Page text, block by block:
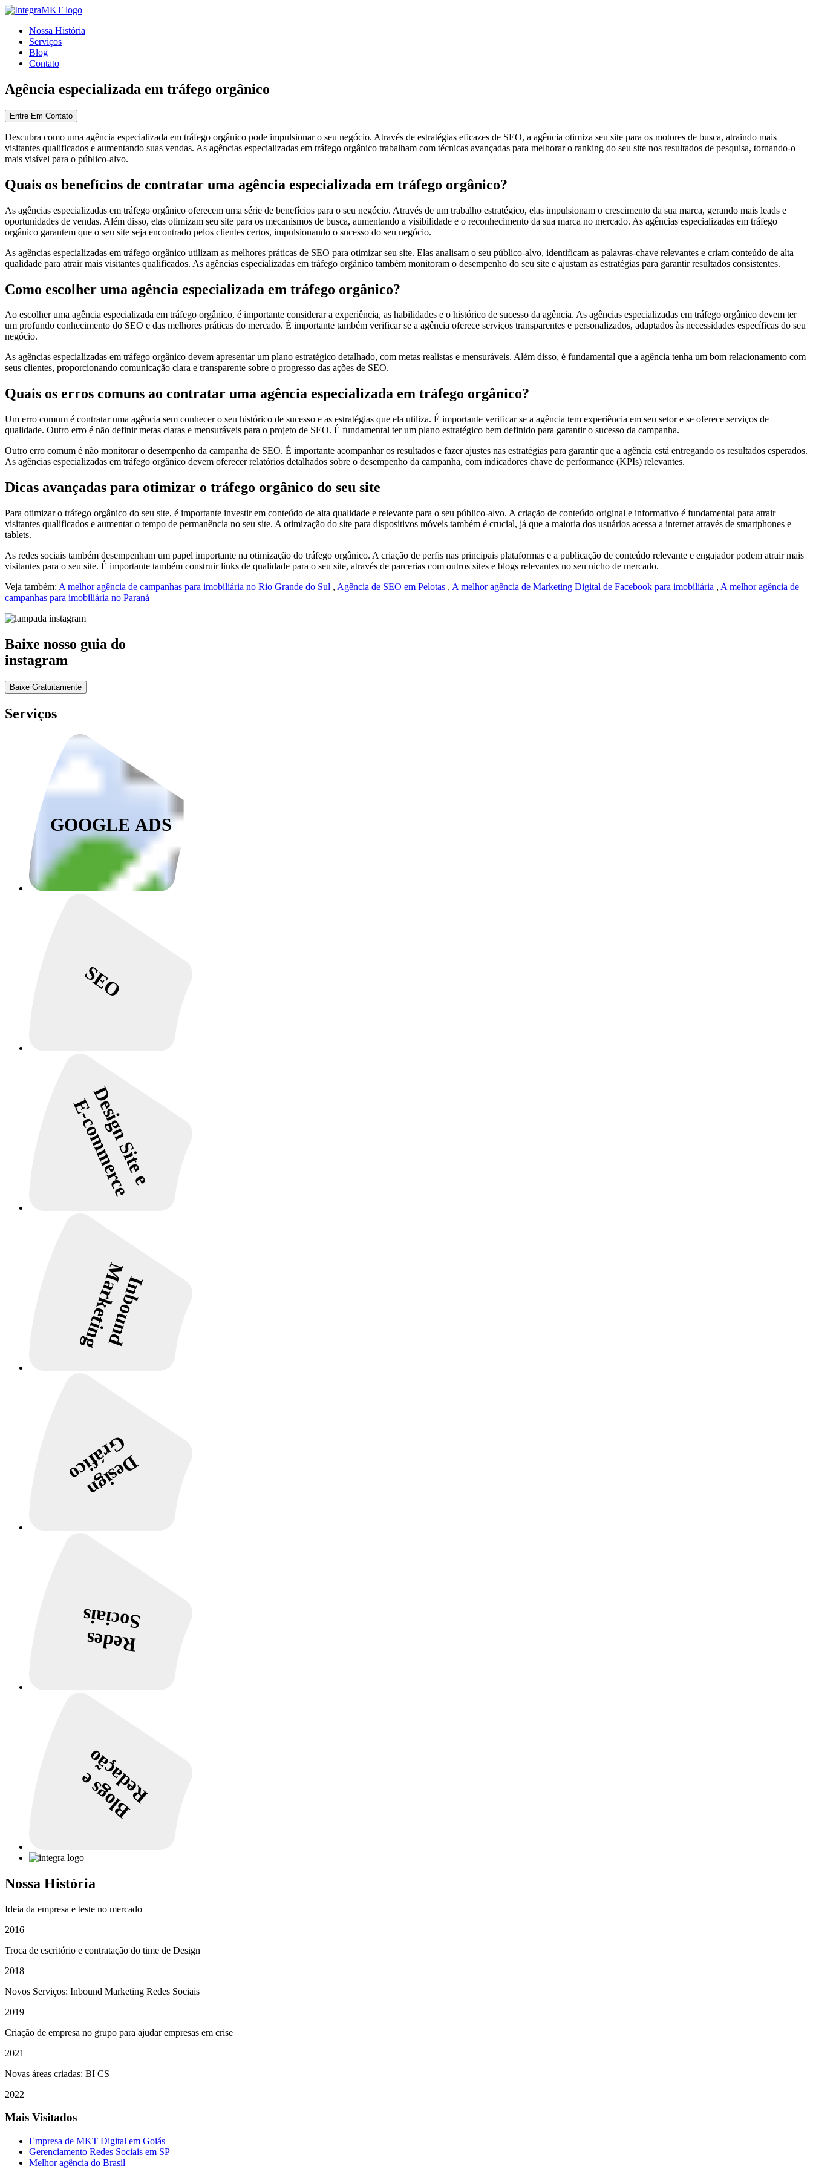
Nossa História
Serviços
Blog
Contato
Agência especializada em tráfego orgânico
Entre Em Contato
Descubra como uma agência especializada em tráfego orgânico pode impulsionar o seu negócio. Através de estratégias eficazes de SEO, a agência otimiza seu site para os motores de busca, atraindo mais
visitantes qualificados e aumentando suas vendas. As agências especializadas em tráfego orgânico trabalham com técnicas avançadas para melhorar o ranking do seu site nos resultados de pesquisa, tornando-o
mais visível para o público-alvo.
Quais os benefícios de contratar uma agência especializada em tráfego orgânico?
As agências especializadas em tráfego orgânico oferecem uma série de benefícios para o seu negócio. Através de um trabalho estratégico, elas impulsionam o crescimento da sua marca, gerando mais leads e
oportunidades de vendas. Além disso, elas otimizam seu site para os mecanismos de busca, aumentando a visibilidade e o reconhecimento da sua marca no mercado. As agências especializadas em tráfego
orgânico garantem que o seu site seja encontrado pelos clientes certos, impulsionando o sucesso do seu negócio.
As agências especializadas em tráfego orgânico utilizam as melhores práticas de SEO para otimizar seu site. Elas analisam o seu público-alvo, identificam as palavras-chave relevantes e criam conteúdo de alta
qualidade para atrair mais visitantes qualificados. As agências especializadas em tráfego orgânico também monitoram o desempenho do seu site e ajustam as estratégias para garantir resultados consistentes.
Como escolher uma agência especializada em tráfego orgânico?
Ao escolher uma agência especializada em tráfego orgânico, é importante considerar a experiência, as habilidades e o histórico de sucesso da agência. As agências especializadas em tráfego orgânico devem ter
um profundo conhecimento do SEO e das melhores práticas do mercado. É importante também verificar se a agência oferece serviços transparentes e personalizados, adaptados às necessidades específicas do seu
negócio.
As agências especializadas em tráfego orgânico devem apresentar um plano estratégico detalhado, com metas realistas e mensuráveis. Além disso, é fundamental que a agência tenha um bom relacionamento com
seus clientes, proporcionando comunicação clara e transparente sobre o progresso das ações de SEO.
Quais os erros comuns ao contratar uma agência especializada em tráfego orgânico?
Um erro comum é contratar uma agência sem conhecer o seu histórico de sucesso e as estratégias que ela utiliza. É importante verificar se a agência tem experiência em seu setor e se oferece serviços de
qualidade. Outro erro é não definir metas claras e mensuráveis para o projeto de SEO. É fundamental ter um plano estratégico bem definido para garantir o sucesso da campanha.
Outro erro comum é não monitorar o desempenho da campanha de SEO. É importante acompanhar os resultados e fazer ajustes nas estratégias para garantir que a agência está entregando os resultados esperados.
As agências especializadas em tráfego orgânico devem oferecer relatórios detalhados sobre o desempenho da campanha, com indicadores chave de performance (KPIs) relevantes.
Dicas avançadas para otimizar o tráfego orgânico do seu site
Para otimizar o tráfego orgânico do seu site, é importante investir em conteúdo de alta qualidade e relevante para o seu público-alvo. A criação de conteúdo original e informativo é fundamental para atrair
visitantes qualificados e aumentar o tempo de permanência no seu site. A otimização do site para dispositivos móveis também é crucial, já que a maioria dos usuários acessa a internet através de smartphones e
tablets.
As redes sociais também desempenham um papel importante na otimização do tráfego orgânico. A criação de perfis nas principais plataformas e a publicação de conteúdo relevante e engajador podem atrair mais
visitantes para o seu site. É importante também construir links de qualidade para o seu site, através de parcerias com outros sites e blogs relevantes no seu nicho de mercado.
Veja também: A melhor agência de campanhas para imobiliária no Rio Grande do Sul , Agência de SEO em Pelotas , A melhor agência de Marketing Digital de Facebook para imobiliária , A melhor agência de
campanhas para imobiliária no Paraná
Baixe nosso guia do
instagram
Baixe Gratuitamente
Serviços
GOOGLE ADS
SEO
Design Site e
E-commerce
Inbound
Marketing
Design
Gráfico
Redes
Sociais
Blogs e
Redação
Nossa História
Ideia da empresa e teste no mercado
2016
Troca de escritório e contratação do time de Design
2018
Novos Serviços: Inbound Marketing Redes Sociais
2019
Criação de empresa no grupo para ajudar empresas em crise
2021
Novas áreas criadas: BI CS
2022
Mais Visitados
Empresa de MKT Digital em Goiás
Gerenciamento Redes Sociais em SP
Melhor agência do Brasil